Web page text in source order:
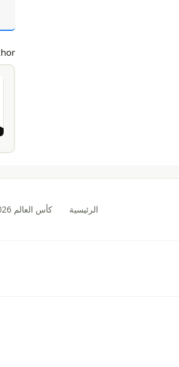
الرئيسية كأس العالم 2026